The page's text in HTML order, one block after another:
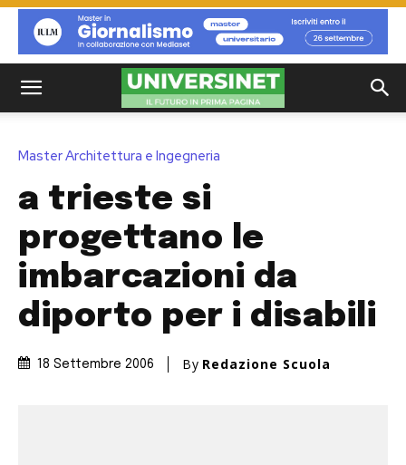
Master Architettura e Ingegneria
a trieste si
progettano le
imbarcazioni da
diporto per i disabili
18 Settembre 2006 By Redazione Scuola